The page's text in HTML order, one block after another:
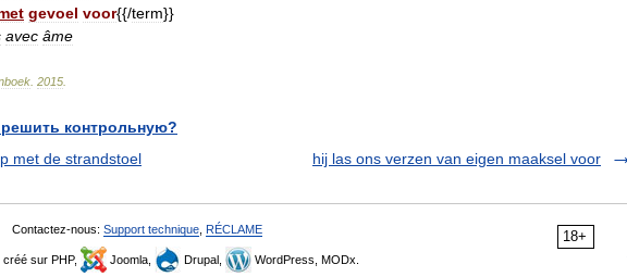
gevoel voor{{/term}}
avec âme
2015
контрольную?
met de strandstoel
hij las ons verzen van eigen maaksel voor
18+
Contactez-nous: Support technique RÉCLAME
, créé sur PHP, Joomla, Drupal, WordPress, MODx.